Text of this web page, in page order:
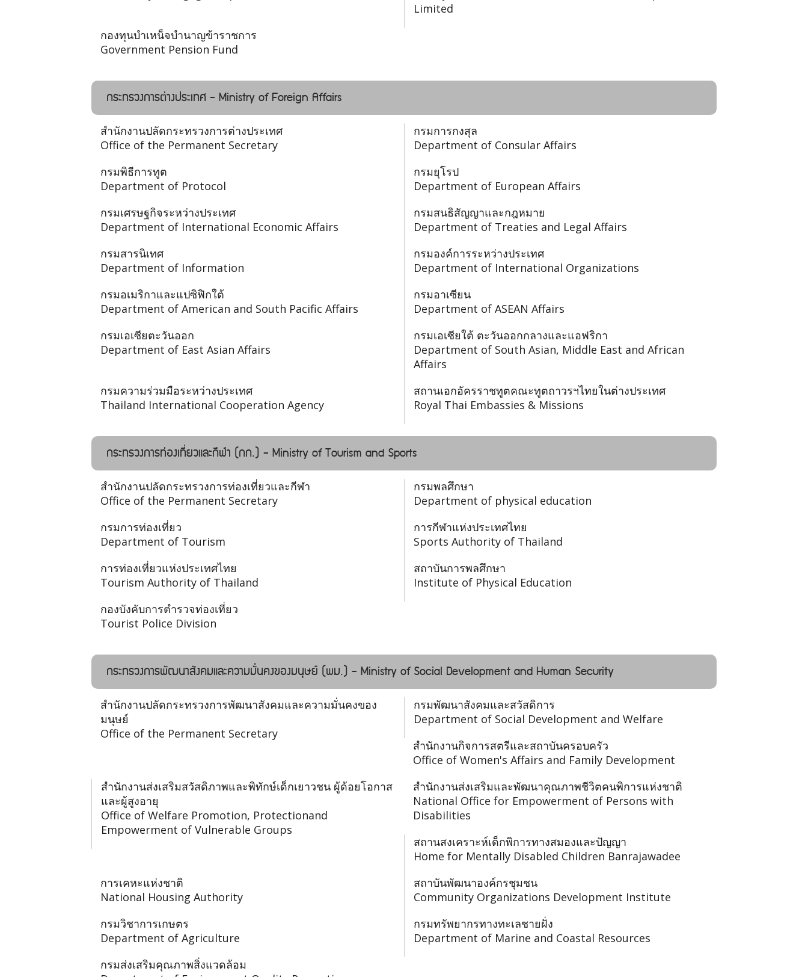
Limited
กองทุนบําเหน็จบํานาญข้าราชการ
Government Pension Fund
กระทรวงการต่างประเทศ - Ministry of Foreign Affairs
สำนักงานปลัดกระทรวงการต่างประเทศ
Office of the Permanent Secretary
กรมการกงสุล
Department of Consular Affairs
กรมพิธีการทูต
Department of Protocol
กรมยุโรป
Department of European Affairs
กรมเศรษฐกิจระหว่างประเทศ
Department of International Economic Affairs
กรมสนธิสัญญาและกฎหมาย
Department of Treaties and Legal Affairs
กรมสารนิเทศ
Department of Information
กรมองค์การระหว่างประเทศ
Department of International Organizations
กรมอเมริกาและแปซิฟิกใต้
Department of American and South Pacific Affairs
กรมอาเซียน
Department of ASEAN Affairs
กรมเอเซียตะวันออก
Department of East Asian Affairs
กรมเอเซียใต้ ตะวันออกกลางและแอฟริกา
Department of South Asian, Middle East and African
Affairs
กรมความร่วมมือระหว่างประเทศ
Thailand International Cooperation Agency
สถานเอกอัครราชทูตคณะทูตถาวรฯไทยในต่างประเทศ
Royal Thai Embassies & Missions
กระทรวงการท่องเที่ยวและกีฬา (กก.) - Ministry of Tourism and Sports
สำนักงานปลัดกระทรวงการท่องเที่ยวและกีฬา
Office of the Permanent Secretary
กรมพลศึกษา
Department of physical education
กรมการท่องเที่ยว
Department of Tourism
การกีฬาแห่งประเทศไทย
Sports Authority of Thailand
การท่องเที่ยวแห่งประเทศไทย
Tourism Authority of Thailand
สถาบันการพลศึกษา
Institute of Physical Education
กองบังคับการตำรวจท่องเที่ยว
Tourist Police Division
กระทรวงการพัฒนาสังคมและความมั่นคงของมนุษย์ (พม.) - Ministry of Social Development and Human Security
สำนักงานปลัดกระทรวงการพัฒนาสังคมและความมั่นคงของ
มนุษย์
Office of the Permanent Secretary
กรมพัฒนาสังคมและสวัสดิการ
Department of Social Development and Welfare
สำนักงานกิจการสตรีและสถาบันครอบครัว
Office of Women's Affairs and Family Development
สำนักงานส่งเสริมสวัสดิภาพและพิทักษ์เด็กเยาวชน ผู้ด้อยโอกาส
และผู้สูงอายุ
Office of Welfare Promotion, Protectionand
Empowerment of Vulnerable Groups
สำนักงานส่งเสริมและพัฒนาคุณภาพชีวิตคนพิการแห่งชาติ
National Office for Empowerment of Persons with
Disabilities
สถานสงเคราะห์เด็กพิการทางสมองและปัญญา
Home for Mentally Disabled Children Banrajawadee
การเคหะแห่งชาติ
National Housing Authority
สถาบันพัฒนาองค์กรชุมชน
Community Organizations Development Institute
กรมวิชาการเกษตร
Department of Agriculture
กรมทรัพยากรทางทะเลชายฝั่ง
Department of Marine and Coastal Resources
กรมส่งเสริมคุณภาพสิ่งแวดล้อม